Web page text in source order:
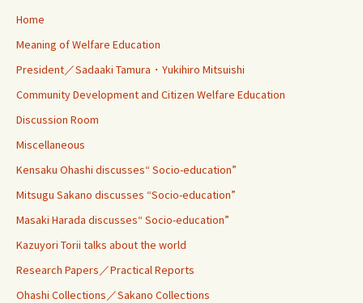
Home
Meaning of Welfare Education
President／Sadaaki Tamura・Yukihiro Mitsuishi
Community Development and Citizen Welfare Education
Discussion Room
Miscellaneous
Kensaku Ohashi discusses“ Socio-education”
Mitsugu Sakano discusses “Socio-education”
Masaki Harada discusses“ Socio-education”
Kazuyori Torii talks about the world
Research Papers／Practical Reports
Ohashi Collections／Sakano Collections